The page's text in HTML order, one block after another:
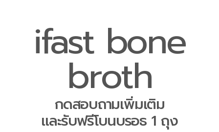
ifast bone
broth
กดสอบถามเพิ่มเติม
และรับฟรีโบนบรอธ 1 ถุง